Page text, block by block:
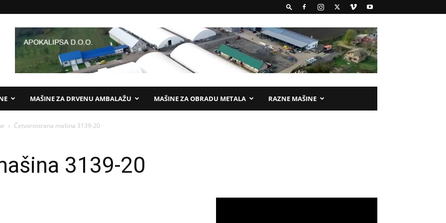
MAŠINE ZA DRVENU AMBALAŽU MAŠINE ZA OBRADU METALA RAZNE MAŠINE
Četvorostrana mašina 3139-20
3139-20